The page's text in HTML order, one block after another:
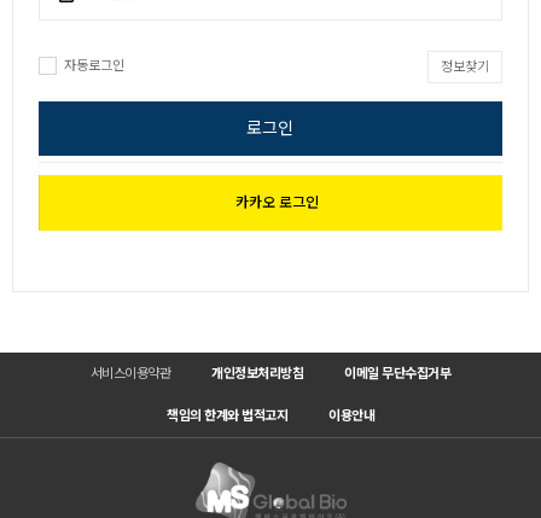
자동로그인 정보찾기
로그인
카카오 로그인
서비스이용약관 개인정보처리방침 이메일 무단수집거부
책임의 한계와 법적고지 이용안내